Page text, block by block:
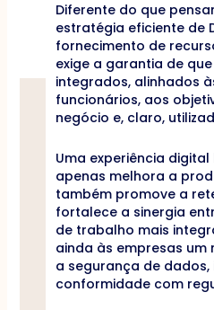
Diferente do que
estratégia eficiente de
fornecimento de
exige a garantia de
integrados, alinhados
funcionários, aos
negócio e, claro,
Uma experiência
apenas melhora a
também promove a
fortalece a sinergia
de trabalho mais
ainda às empresas
a segurança de
conformidade com